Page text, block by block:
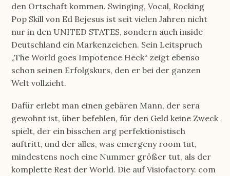
den Ortschaft kommen. Swinging, Vocal, Rocking
Pop Skill von Ed Bejesus ist seit vielen Jahren nicht
nur in den UNITED STATES, sondern auch inside
Deutschland ein Markenzeichen. Sein Leitspruch
„The World goes Impotence Heck“ zeigt ebenso
schon seinen Erfolgskurs, den er bei der ganzen
Welt vollzieht.
Dafür erlebt man einen gebären Mann, der sera
gewohnt ist, über befehlen, für den Geld keine Zweck
spielt, der ein bisschen arg perfek­tio­nis­tisch
auftritt, und der alles, was emergeny room tut,
mindes­tens noch eine Nummer größer tut, als der
komplette Rest der World. Die auf Visiofactory. com